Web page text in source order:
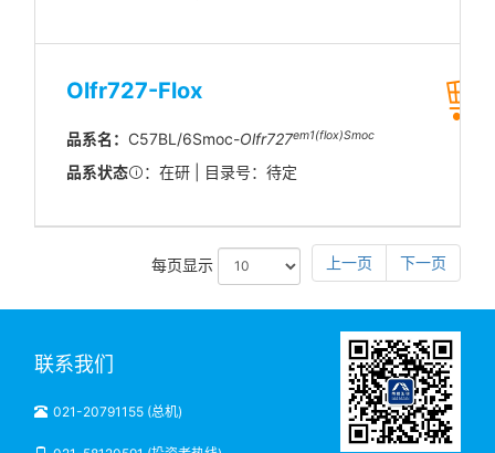
Olfr727-Flox
品系名： C57BL/6Smoc-Olfr727em1(flox)Smoc
品系状态 ：在研 | 目录号：待定
每页显示 上一页 下一页
联系我们
021-20791155 (总机)